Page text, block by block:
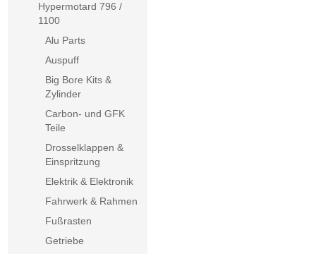
Hypermotard 796 /
1100
Alu Parts
Auspuff
Big Bore Kits &
Zylinder
Carbon- und GFK
Teile
Drosselklappen &
Einspritzung
Elektrik & Elektronik
Fahrwerk & Rahmen
Fußrasten
Getriebe